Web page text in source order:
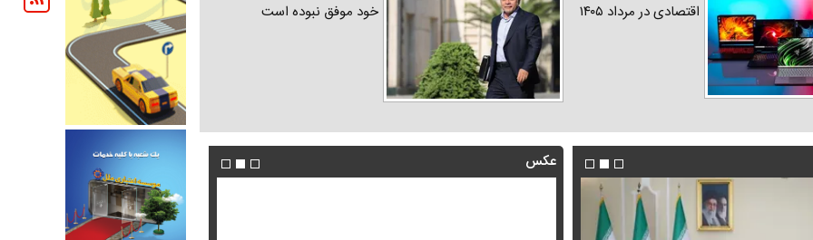
اقتصادی در مرداد ۱۴۰۵
خود موفق نبوده است
عکس